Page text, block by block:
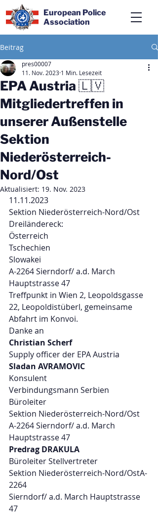
European Police
Association
Beitrag
EPA Austria 🇱🇻
Mitgliedertreffen in
unserer Außenstelle
Sektion
Niederösterreich-
Nord/Ost
pres00007
11. Nov. 2023 1 Min. Lesezeit
Aktualisiert: 19. Nov. 2023
11.11.2023
Sektion Niederösterreich-Nord/Ost
Dreiländereck:
Österreich
Tschechien
Slowakei
A-2264 Sierndorf/ a.d. March
Hauptstrasse 47
Treffpunkt in Wien 2, Leopoldsgasse
22, Leopoldistüberl, gemeinsame
Abfahrt im Konvoi.
Danke an
Christian Scherf
Supply officer der EPA Austria
Sladan AVRAMOVIC
Konsulent
Verbindungsmann Serbien
Büroleiter
Sektion Niederösterreich-Nord/Ost
A-2264 Sierndorf/ a.d. March
Hauptstrasse 47
Predrag DRAKULA
Büroleiter Stellvertreter
Sektion Niederösterreich-Nord/OstA-
2264
Sierndorf/ a.d. March Hauptstrasse
47